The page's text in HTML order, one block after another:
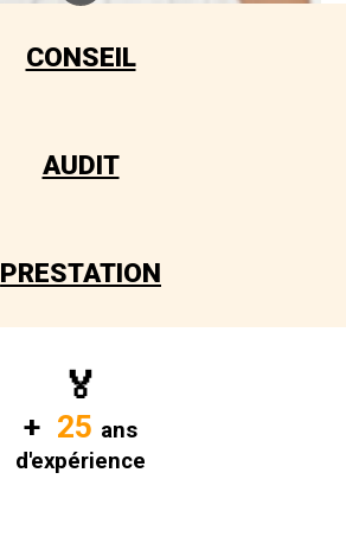
CONSEIL
AUDIT
PRESTATION
🏅
+ 25 ans
d'expérience